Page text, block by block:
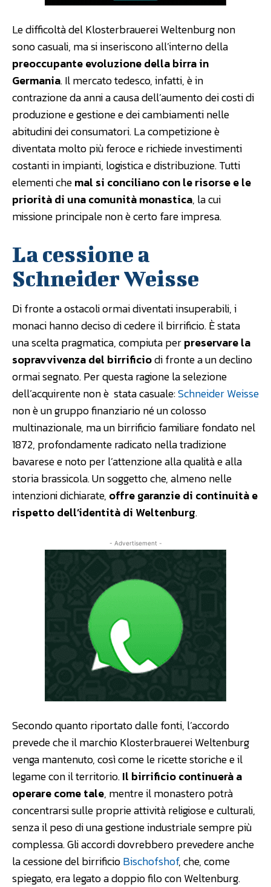
Le difficoltà del Klosterbrauerei Weltenburg non
sono casuali, ma si inseriscono all’interno della
preoccupante evoluzione della birra in
Germania. Il mercato tedesco, infatti, è in
contrazione da anni a causa dell’aumento dei costi di
produzione e gestione e dei cambiamenti nelle
abitudini dei consumatori. La competizione è
diventata molto più feroce e richiede investimenti
costanti in impianti, logistica e distribuzione. Tutti
elementi chemal si conciliano con le risorse e le
priorità di una comunità monastica, la cui
missione principale non è certo fare impresa.
La cessione a
Schneider Weisse
Di fronte a ostacoli ormai diventati insuperabili, i
monaci hanno deciso di cedere il birrificio. È stata
una scelta pragmatica, compiuta perpreservare la
sopravvivenza del birrificiodi fronte a un declino
ormai segnato. Per questa ragione la selezione
dell’acquirente non è stata casuale:Schneider Weisse
non è un gruppo finanziario né un colosso
multinazionale, ma un birrificio familiare fondato nel
1872, profondamente radicato nella tradizione
bavarese e noto per l’attenzione alla qualità e alla
storia brassicola. Un soggetto che, almeno nelle
intenzioni dichiarate, offre garanzie di continuità e
rispetto dell’identità di Weltenburg.
- Advertisement -
Secondo quanto riportato dalle fonti, l’accordo
prevede che il marchio Klosterbrauerei Weltenburg
venga mantenuto, così come le ricette storiche e il
legame con il territorio.Il birrificio continuerà a
operare come tale, mentre il monastero potrà
concentrarsi sulle proprie attività religiose e culturali,
senza il peso di una gestione industriale sempre più
complessa. Gli accordi dovrebbero prevedere anche
la cessione del birrificioBischofshof, che, come
spiegato, era legato a doppio filo con Weltenburg.